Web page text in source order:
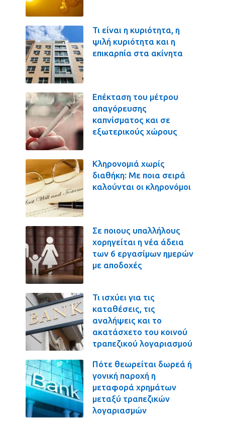
Τι είναι η κυριότητα, η
ψιλή κυριότητα και η
επικαρπία στα ακίνητα
Επέκταση του μέτρου
απαγόρευσης
καπνίσματος και σε
εξωτερικούς χώρους
Κληρονομιά χωρίς
διαθήκη: Με ποια σειρά
καλούνται οι κληρονόμοι
Σε ποιους υπαλλήλους
χορηγείται η νέα άδεια
των 6 εργασίμων ημερών
με αποδοχές
Τι ισχύει για τις
καταθέσεις, τις
αναλήψεις και το
ακατάσχετο του κοινού
τραπεζικού λογαριασμού
Πότε θεωρείται δωρεά ή
γονική παροχή η
μεταφορά χρημάτων
μεταξύ τραπεζικών
λογαριασμών